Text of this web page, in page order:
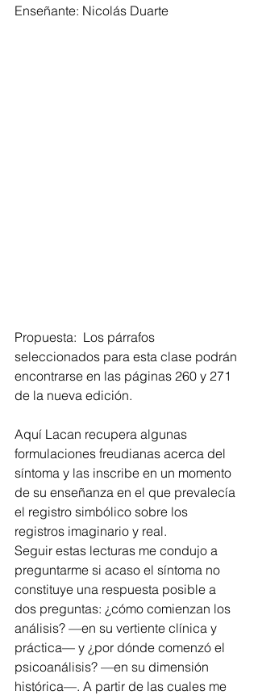
Enseñante: Nicolás Duarte
Propuesta:  Los párrafos
seleccionados para esta clase podrán
encontrarse en las páginas 260 y 271
de la nueva edición.
Aquí Lacan recupera algunas
formulaciones freudianas acerca del
síntoma y las inscribe en un momento
de su enseñanza en el que prevalecía
el registro simbólico sobre los
registros imaginario y real.
Seguir estas lecturas me condujo a
preguntarme si acaso el síntoma no
constituye una respuesta posible a
dos preguntas: ¿cómo comienzan los
análisis? —en su vertiente clínica y
práctica— y ¿por dónde comenzó el
psicoanálisis? —en su dimensión
histórica—. A partir de las cuales me